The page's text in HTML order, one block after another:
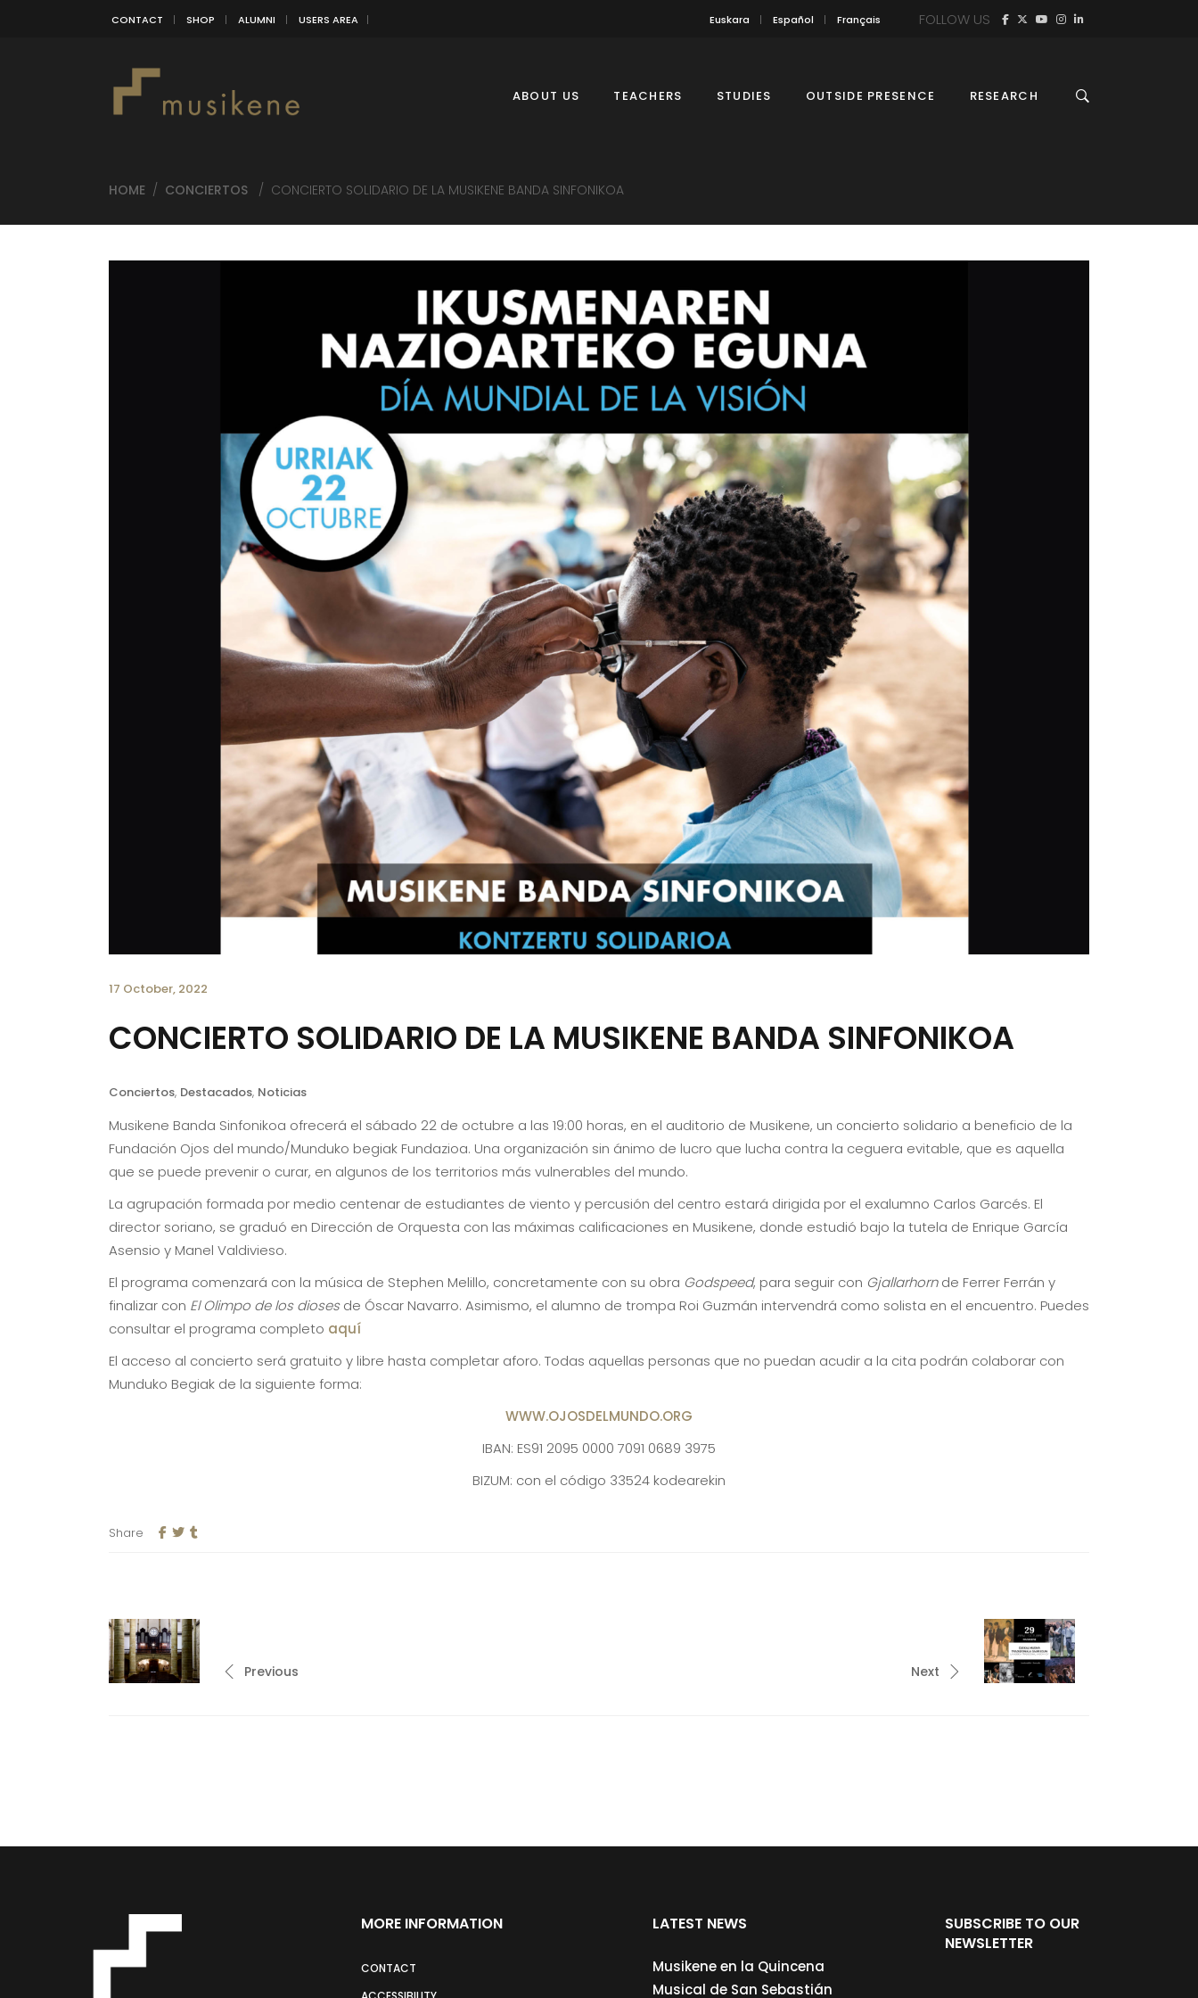
CONTACT SHOP ALUMNI USERS AREA Euskara Español Français FOLLOW US
ABOUT US TEACHERS STUDIES OUTSIDE PRESENCE RESEARCH
HOME / CONCIERTOS / CONCIERTO SOLIDARIO DE LA MUSIKENE BANDA SINFONIKOA
17 October, 2022
CONCIERTO SOLIDARIO DE LA MUSIKENE BANDA SINFONIKOA
Conciertos, Destacados, Noticias
Musikene Banda Sinfonikoa ofrecerá el sábado 22 de octubre a las 19:00 horas, en el auditorio de Musikene, un concierto solidario a beneficio de la
Fundación Ojos del mundo/Munduko begiak Fundazioa. Una organización sin ánimo de lucro que lucha contra la ceguera evitable, que es aquella
que se puede prevenir o curar, en algunos de los territorios más vulnerables del mundo.
La agrupación formada por medio centenar de estudiantes de viento y percusión del centro estará dirigida por el exalumno Carlos Garcés. El
director soriano, se graduó en Dirección de Orquesta con las máximas calificaciones en Musikene, donde estudió bajo la tutela de Enrique García
Asensio y Manel Valdivieso.
El programa comenzará con la música de Stephen Melillo, concretamente con su obra Godspeed, para seguir con Gjallarhornde Ferrer Ferrán y
finalizar con El Olimpo de los diosesde Óscar Navarro. Asimismo, el alumno de trompa Roi Guzmán intervendrá como solista en el encuentro. Puedes
consultar el programa completo aquí
El acceso al concierto será gratuito y libre hasta completar aforo. Todas aquellas personas que no puedan acudir a la cita podrán colaborar con
Munduko Begiak de la siguiente forma:
WWW.OJOSDELMUNDO.ORG
IBAN: ES91 2095 0000 7091 0689 3975
BIZUM: con el código 33524 kodearekin
Share
Previous Next
MORE INFORMATION
CONTACT
LATEST NEWS
Musikene en la Quincena
Musical de San Sebastián
SUBSCRIBE TO OUR
NEWSLETTER